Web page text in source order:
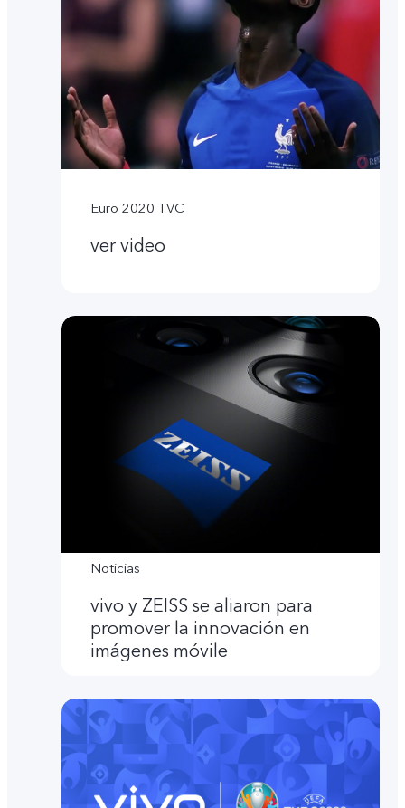
Euro 2020 TVC
ver video
Noticias
vivo y ZEISS se aliaron para
promover la innovación en
imágenes móvile